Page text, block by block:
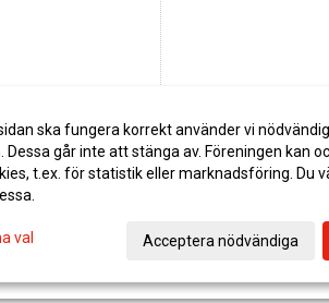
ska fungera korrekt använder vi
Dessa går inte att stänga av. Föreningen kan
t.ex. för statistik eller marknadsföring. Du
val Acceptera nödvändiga